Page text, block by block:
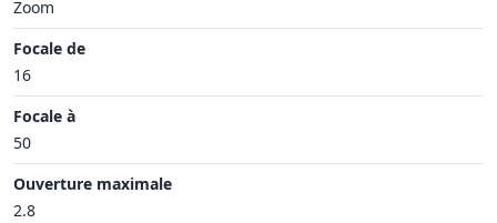
Zoom
Focale de
16
Focale à
50
Ouverture maximale
2.8